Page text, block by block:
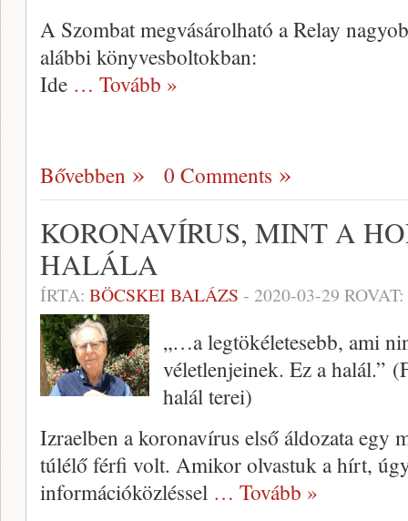
A Szombat megvásárolható a Relay
alábbi könyvesboltokban:
Ide … Tovább »
Bővebben 0 Comments
KORONAVÍRUS, MINT A
HALÁLA
ÍRTA: BÖCSKEI BALÁZS - 2020-03-29 ROVAT:
„…a legtökéletesebb, ami
véletlenjeinek. Ez a halál.”
halál terei)
Izraelben a koronavírus első áldozata egy
túlélő férfi volt. Amikor olvastuk a hírt,
információközléssel … Tovább »